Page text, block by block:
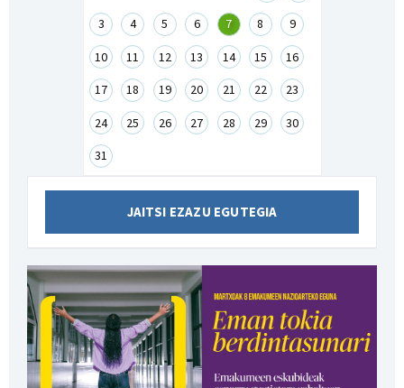
3 4 5 6 7 8 9
10 11 12 13 14 15 16
17 18 19 20 21 22 23
24 25 26 27 28 29 30
31
JAITSI EZAZU EGUTEGIA